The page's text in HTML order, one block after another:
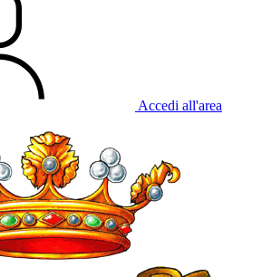
Accedi all'area